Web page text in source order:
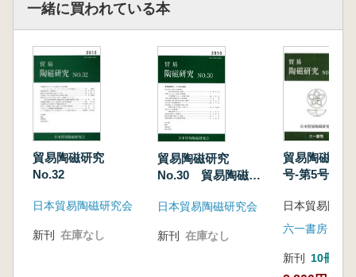
一緒に買われている本
貿易陶磁研究
No.32
日本貿易陶磁研究会
新刊 在庫なし
貿易陶磁研究
No.30 貿易陶磁研
日本貿易陶磁研究会
新刊 在庫なし
貿易陶磁研
号-第5号(合
六一書房
新刊 10冊以上